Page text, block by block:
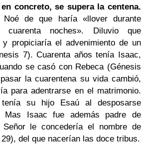
concreto, se supera la centena.
de que haría «llover durante
noches». Diluvio que
propiciaría el advenimiento de un
7). Cuarenta años tenía Isaac,
se casó con Rebeca (Génesis
la cuarentena su vida cambió,
para adentrarse en el matrimonio.
su hijo Esaú al desposarse
Mas Isaac fue además padre de
le concedería el nombre de
del que nacerían las doce tribus.